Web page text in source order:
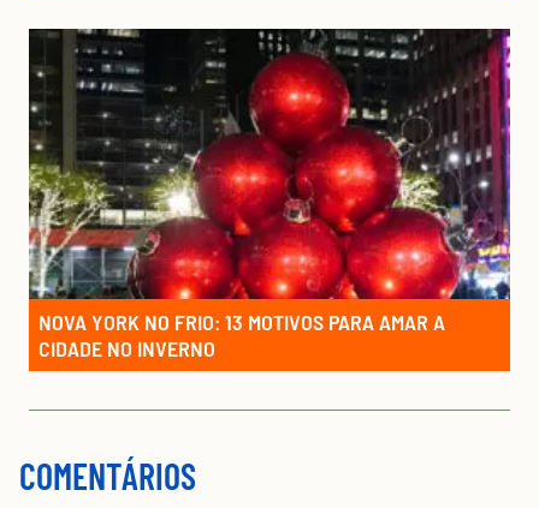
NOVA YORK NO FRIO: 13 MOTIVOS PARA AMAR A
CIDADE NO INVERNO
COMENTÁRIOS